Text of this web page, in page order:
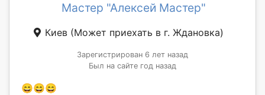
Мастер "Алексей Мастер"
Киев (Может приехать в г. Ждановка)
Зарегистрирован 6 лет назад
Был на сайте год назад
😄😄😄